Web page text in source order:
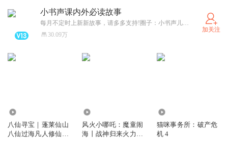
小书声课内外必读故事
每月不定时上新新故事，请多多支持!圈子：小书声儿童乐园，发现更多有趣活动～
30.09万
加关注
八仙寻宝｜蓬莱仙山
八仙过海凡人修仙｜
风火小哪吒：魔童闹
海丨战神归来火力全
猫咪事务所：破产危
机 4